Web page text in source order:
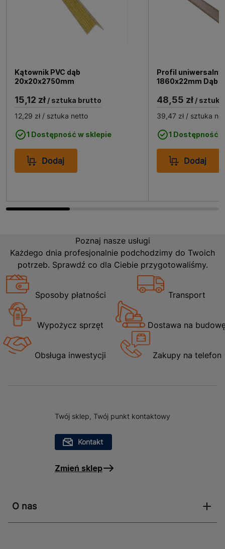
Kątownik PVC dąb
20x20x2750mm
15,12 zł / sztuka brutto
12,29 zł / sztuka netto
1 Dostępność w sklepie
Dodaj
Profil uniwersalny
1860x22mm Dąb
48,55 zł/
39,47 zł/ sztuka
1 Dostępność
Dodaj
Poznaj nasze usługi
Każdego dnia profesjonalnie podchodzimy do Twoich
potrzeb. Sprawdź co dla Ciebie przygotowaliśmy.
Sposoby płatności Transport
Wypożycz sprzęt Dostawa na
Obsługa inwestycji Zakupy na telefon
Twój sklep, Twój punkt kontaktowy
Kontakt
Zmień sklep
O nas